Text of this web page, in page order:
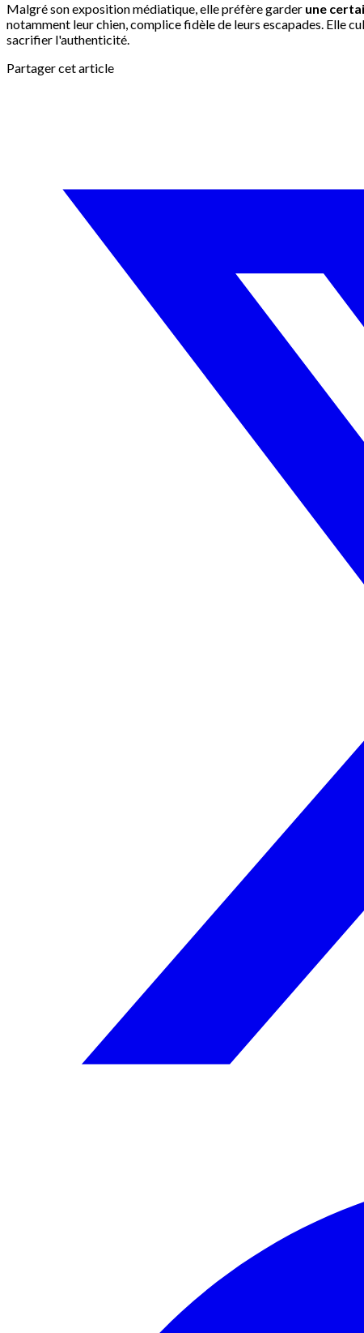
Malgré son exposition médiatique, elle préfère garder une
notamment leur chien, complice fidèle de leurs escapades. Elle
sacrifier l'authenticité.
Partager cet article